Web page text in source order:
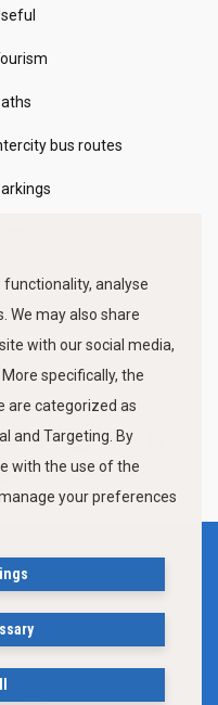
bus routes
Volos
Δήμου Βόλου
analyse
We may also share
with our social media,
specifically, the
are categorized as
and Targeting. By
with the use of the
your preferences